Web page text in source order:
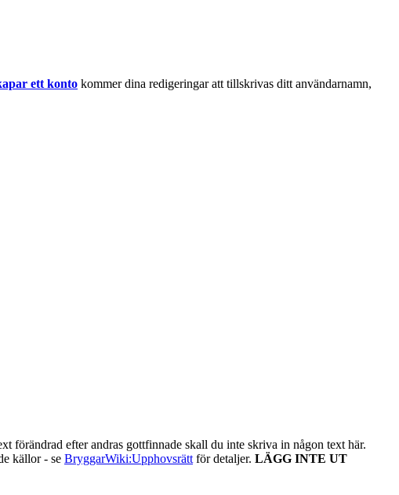
ett konto kommer dina redigeringar att tillskrivas ditt användarnamn,
förändrad efter andras gottfinnade skall du inte skriva in någon text här.
källor - se BryggarWiki:Upphovsrätt för detaljer. LÄGG INTE UT